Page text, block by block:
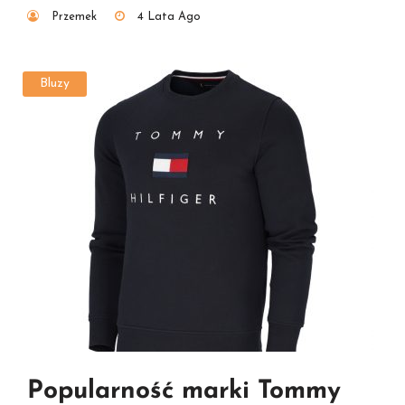
Przemek 4 Lata Ago
Bluzy
Popularność marki Tommy